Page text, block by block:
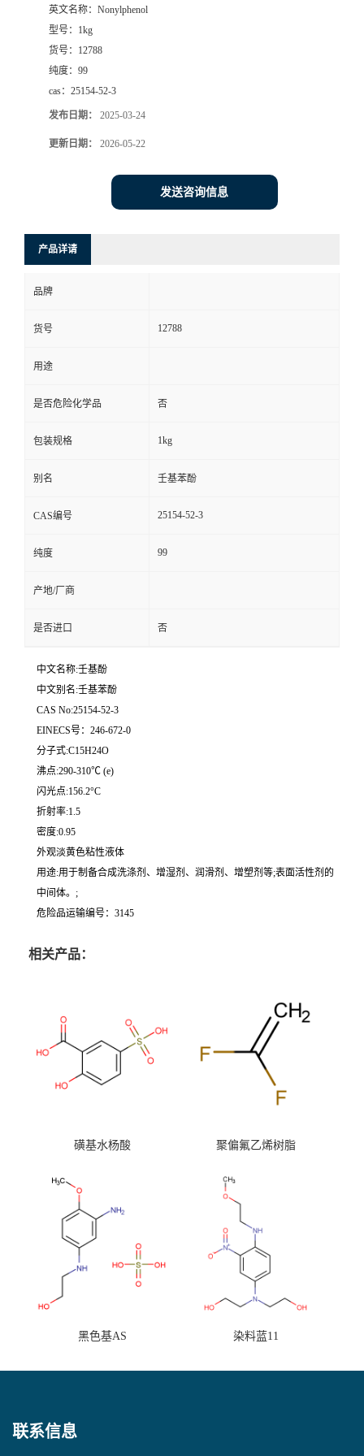
英文名称： Nonylphenol
型号： 1kg
货号： 12788
纯度： 99
cas： 25154-52-3
发布日期： 2025-03-24
更新日期： 2026-05-22
发送咨询信息
产品详请
品牌
货号 12788
用途
是否危险化学品 否
包装规格 1kg
别名 壬基苯酚
CAS编号 25154-52-3
纯度 99
产地/厂商
是否进口 否
中文名称:壬基酚
中文别名:壬基苯酚
CAS No:25154-52-3
EINECS号：246-672-0
分子式:C15H24O
沸点:290-310℃ (e)
闪光点:156.2°C
折射率:1.5
密度:0.95
外观淡黄色粘性液体
用途:用于制备合成洗涤剂、增湿剂、润滑剂、增塑剂等;表面活性剂的
中间体。;
危险品运输编号：3145
相关产品：
磺基水杨酸 聚偏氟乙烯树脂
黑色基AS 染料蓝11
联系信息